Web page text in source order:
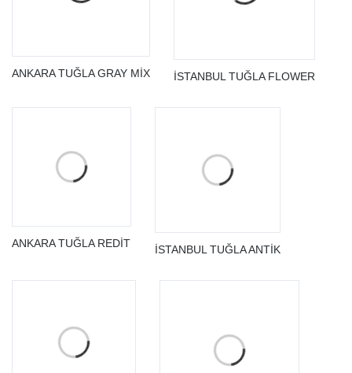
ANKARA TUĞLA GRAY MİX İSTANBUL TUĞLA FLOWER
ANKARA TUĞLA REDİT İSTANBUL TUĞLA ANTİK